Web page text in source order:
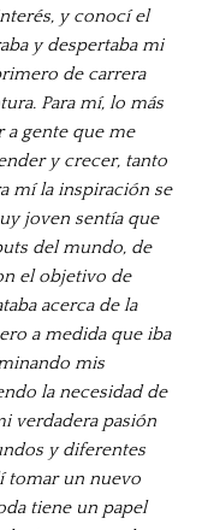
y conocí el
y despertaba mi
de carrera
Para mí, lo más
gente que me
y crecer, tanto
mí la inspiración se
joven sentía que
del mundo, de
el objetivo de
acerca de la
a medida que iba
mis
la necesidad de
verdadera pasión
y diferentes
tomar un nuevo
tiene un papel